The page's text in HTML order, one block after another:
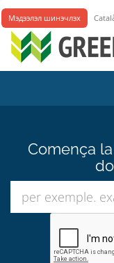
Мэдээлэл шинэчлэх
Comença